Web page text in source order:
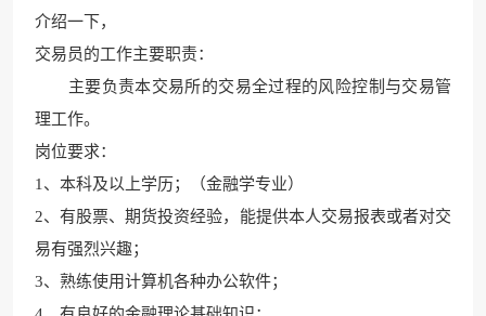
介绍一下，
交易员的工作主要职责：
主要负责本交易所的交易全过程的风险控制与交易管
理工作。
岗位要求：
1、本科及以上学历；（金融学专业）
2、有股票、期货投资经验， 能提供本人交易报表或者对交
易有强烈兴趣；
3、熟练使用计算机各种办公软件；